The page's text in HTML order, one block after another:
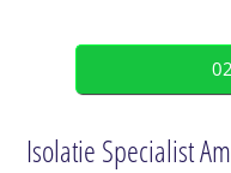
Isolatie Specialist